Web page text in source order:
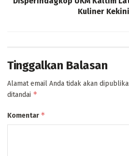
Kuliner
Tinggalkan Balasan
Alamat email Anda tidak akan
ditandai *
Komentar *